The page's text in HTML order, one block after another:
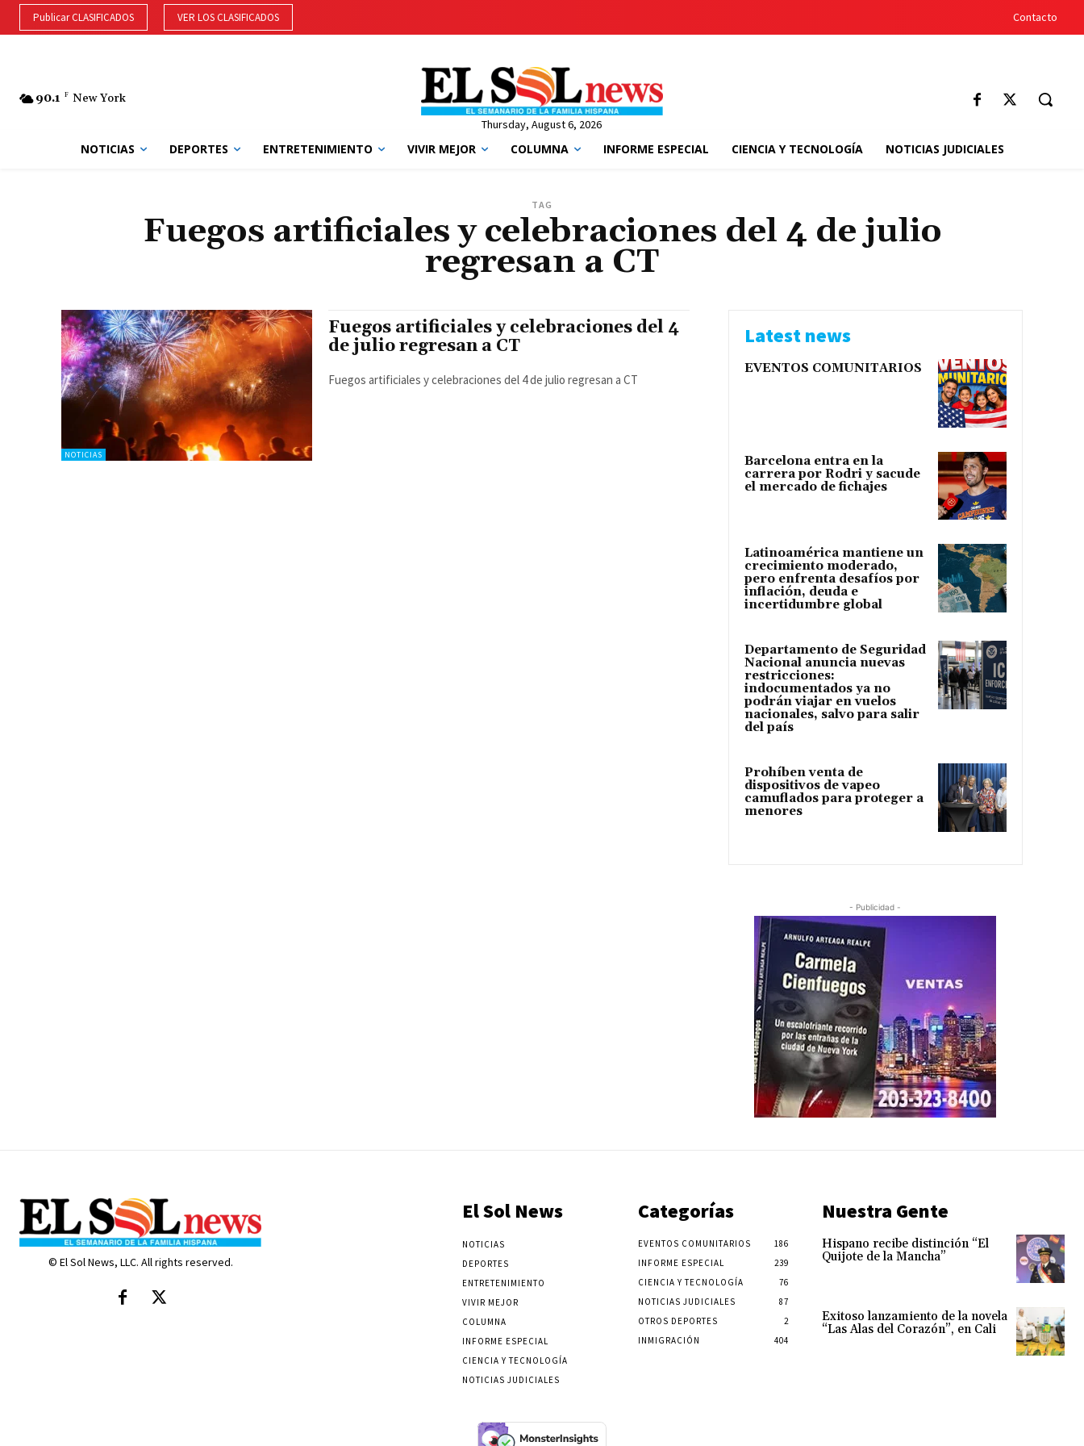
Publicar CLASIFICADOS VER LOS CLASIFICADOS Contacto
90.1 F New York
Thursday, August 6, 2026
NOTICIAS DEPORTES ENTRETENIMIENTO VIVIR MEJOR COLUMNA INFORME ESPECIAL CIENCIA Y TECNOLOGÍA NOTICIAS JUDICIALES
TAG
Fuegos artificiales y celebraciones del 4 de julio
regresan a CT
NOTICIAS
Fuegos artificiales y celebraciones del 4
de julio regresan a CT
Fuegos artificiales y celebraciones del 4 de julio regresan a CT
Latest news
EVENTOS COMUNITARIOS
Barcelona entra en la
carrera por Rodri y sacude
el mercado de fichajes
Latinoamérica mantiene un
crecimiento moderado,
pero enfrenta desafíos por
inflación, deuda e
incertidumbre global
Departamento de Seguridad
Nacional anuncia nuevas
restricciones:
indocumentados ya no
podrán viajar en vuelos
nacionales, salvo para salir
del país
Prohíben venta de
dispositivos de vapeo
camuflados para proteger a
menores
- Publicidad -
© El Sol News, LLC. All rights reserved.
El Sol News
NOTICIAS
DEPORTES
ENTRETENIMIENTO
VIVIR MEJOR
COLUMNA
INFORME ESPECIAL
CIENCIA Y TECNOLOGÍA
NOTICIAS JUDICIALES
Categorías
EVENTOS COMUNITARIOS
186
INFORME ESPECIAL
239
CIENCIA Y TECNOLOGÍA
76
NOTICIAS JUDICIALES
87
OTROS DEPORTES
2
INMIGRACIÓN
404
Nuestra Gente
Hispano recibe distinción “El
Quijote de la Mancha”
Exitoso lanzamiento de la novela
“Las Alas del Corazón”, en Cali